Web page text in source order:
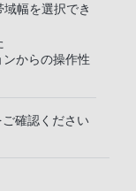
幅を選択でき
ンからの操作性
確認ください